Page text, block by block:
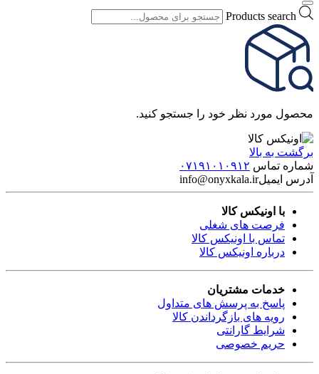
Products search
محصول مورد نظر خود را جستجو کنید.
برگشت به بالا
شماره تماس ۰۷۱۹۱۰۱۰۹۱۲
آدرس ایمیلinfo@onyxkala.ir
با اونیکس کالا
فرصت های شغلی
تماس با اونیکس کالا
درباره اونیکس کالا
خدمات مشتریان
پاسخ به پرسش های متداول
رویه های بازگرداندن کالا
شرایط گارانتی
حریم خصوصی